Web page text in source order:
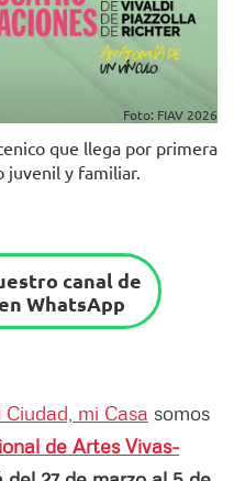
Foto: FIAV 2026
que llega por primera
juvenil y familiar.
canal de
WhatsApp
mi Casa somos
de Artes Vivas-